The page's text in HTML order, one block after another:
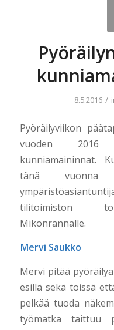
8.5.2016 /
Pyöräilyviikon
vuoden 2016
kunniamaininnat.
tänä vuonna
tilitoimiston
Mikonrannalle.
Mervi Saukko
Mervi pitää
esillä sekä töissä
pelkää tuoda
työmatka taittuu